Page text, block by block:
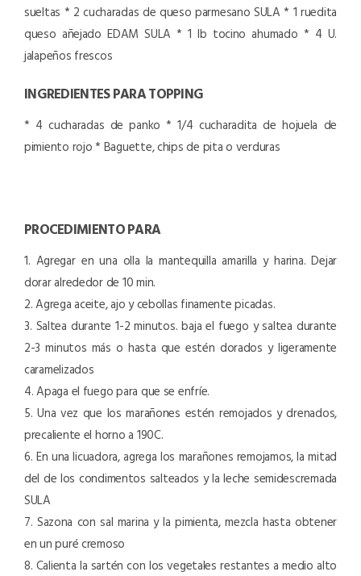
sueltas * 2 cucharadas de queso parmesano SULA * 1 ruedita
queso añejado EDAM SULA * 1 lb tocino ahumado * 4 U.
jalapeños frescos
INGREDIENTES PARA TOPPING
* 4 cucharadas de panko * 1/4 cucharadita de hojuela de
pimiento rojo* Baguette, chips de pita o verduras
PROCEDIMIENTO PARA
1. Agregar en una olla la mantequilla amarilla y harina. Dejar
dorar alrededor de 10 min.
2. Agrega aceite, ajo y cebollas finamente picadas.
3. Saltea durante 1-2 minutos. baja el fuego y saltea durante
2-3 minutos más o hasta que estén dorados y ligeramente
caramelizados
4. Apaga el fuego para que se enfríe.
5. Una vez que los marañones estén remojados y drenados,
precaliente el horno a 190C.
6. En una licuadora, agrega los marañones remojamos, la mitad
del de los condimentos salteados y la leche semidescremada
SULA
7. Sazona con sal marina y la pimienta, mezcla hasta obtener
en un puré cremoso
8. Calienta la sartén con los vegetales restantes a medio alto